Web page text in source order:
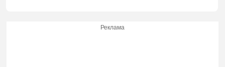
Реклама